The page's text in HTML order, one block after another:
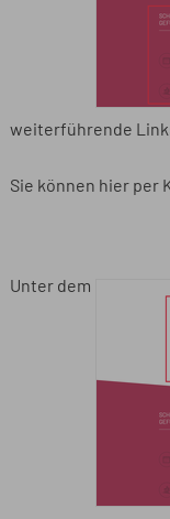
weiterführende
Sie können hier per
Unter dem